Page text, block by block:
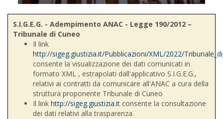
S.I.G.E.G. - Adempimento ANAC - Legge 190/2012 –
Tribunale di Cuneo
Il link
http://sigeg.giustizia.it/Pubblicazioni/XML/2022/
consente la visualizzazione dei dati comunicati in
formato XML , estrapolati dall'applicativo S.I.G.E.G.,
relativi ai contratti da comunicare all'ANAC a cura della
struttura proponente Tribunale di Cuneo
Il link http://sigeg.giustizia.it consente la consultazione
dei dati relativi alla trasparenza.